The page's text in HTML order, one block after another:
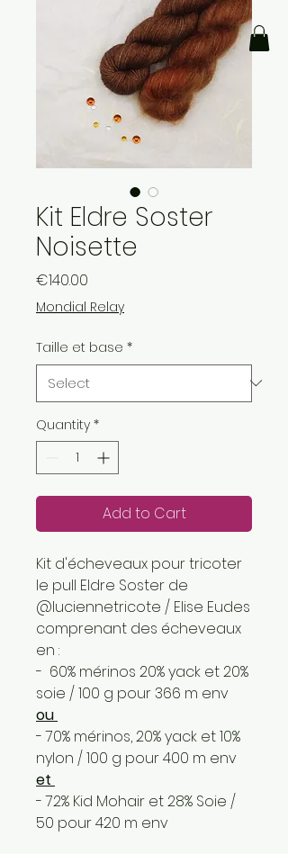
Kit Eldre Soster
Noisette
€140.00
Mondial Relay
Taille et base *
Quantity *
Add to Cart
Kit d'écheveaux pour tricoter
le pull Eldre Soster de
@luciennetricote / Elise Eudes
comprenant des écheveaux
en :
- 60% mérinos 20% yack et 20%
soie / 100 g pour 366 m env
ou
- 70% mérinos, 20% yack et 10%
nylon / 100 g pour 400 m env
et
- 72% Kid Mohair et 28% Soie /
50 pour 420 m env